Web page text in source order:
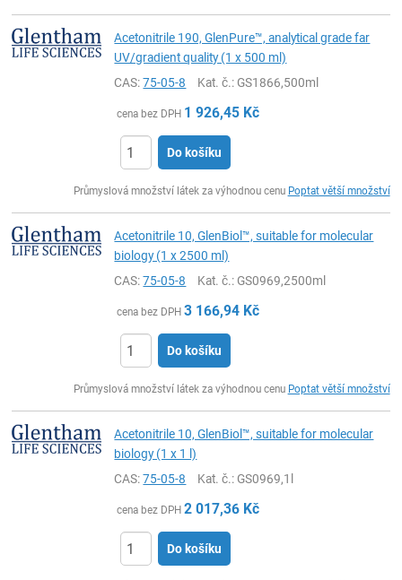
Acetonitrile 190, GlenPure™, analytical grade far
UV/gradient quality (1 x 500 ml)
CAS:75-05-8 Kat. č.: GS1866,500ml
cena bez DPH 1 926,45 Kč
Do košíku
Průmyslová množství látek za výhodnou cenu Poptat větší množství
Acetonitrile 10, GlenBiol™, suitable for molecular
biology (1 x 2500 ml)
CAS:75-05-8 Kat. č.: GS0969,2500ml
cena bez DPH 3 166,94 Kč
Do košíku
Průmyslová množství látek za výhodnou cenu Poptat větší množství
Acetonitrile 10, GlenBiol™, suitable for molecular
biology (1 x 1 l)
CAS:75-05-8 Kat. č.: GS0969,1l
cena bez DPH 2 017,36 Kč
Do košíku